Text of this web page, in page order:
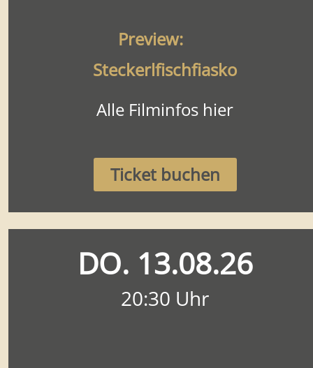
Preview:
Steckerlfischfiasko
Alle Filminfos hier
Ticket buchen
DO. 13.08.26
20:30 Uhr